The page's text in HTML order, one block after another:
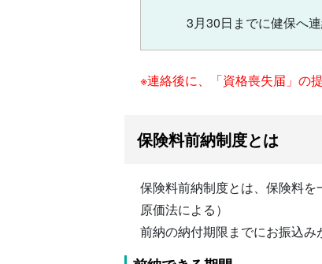
3月30日までに健保へ
※連絡後に、「資格喪失届」の
保険料前納制度とは
保険料前納制度とは、保険料
原価法による）
前納の納付期限までにお振込み